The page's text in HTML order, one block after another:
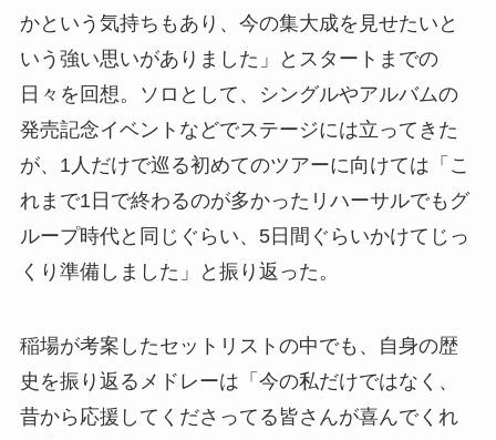
かという気持ちもあり、今の集大成を見せたいと
いう強い思いがありました」とスタートまでの
日々を回想。ソロとして、シングルやアルバムの
発売記念イベントなどでステージには立ってきた
が、1人だけで巡る初めてのツアーに向けては「こ
れまで1日で終わるのが多かったリハーサルでもグ
ループ時代と同じぐらい、5日間ぐらいかけてじっ
くり準備しました」と振り返った。
稲場が考案したセットリストの中でも、自身の歴
史を振り返るメドレーは「今の私だけではなく、
昔から応援してくださってる皆さんが喜んでくれ